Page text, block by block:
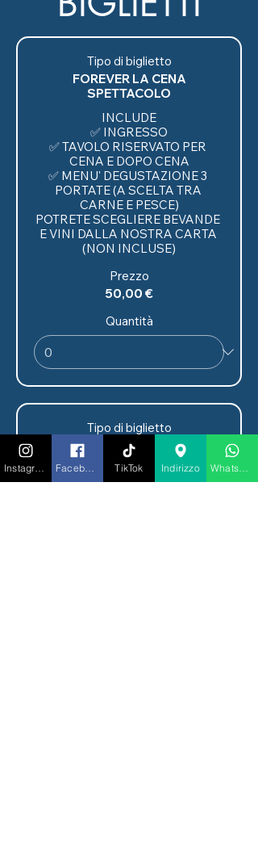
Tipo di biglietto
FOREVER LA CENA
SPETTACOLO
INCLUDE
✅ INGRESSO
✅ TAVOLO RISERVATO PER
CENA E DOPO CENA
✅ MENU' DEGUSTAZIONE 3
PORTATE (A SCELTA TRA
CARNE E PESCE)
POTRETE SCEGLIERE BEVANDE
E VINI DALLA NOSTRA CARTA
(NON INCLUSE)
Prezzo
50,00 €
Quantità
Tipo di biglietto
CENA
SPETTACOLO+BELLAVISTA
INCLUDE
TikTok Indirizzo